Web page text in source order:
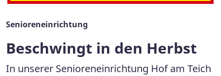
Senioreneinrichtung
Beschwingt in den Herbst
In unserer Senioreneinrichtung Hof am Teich